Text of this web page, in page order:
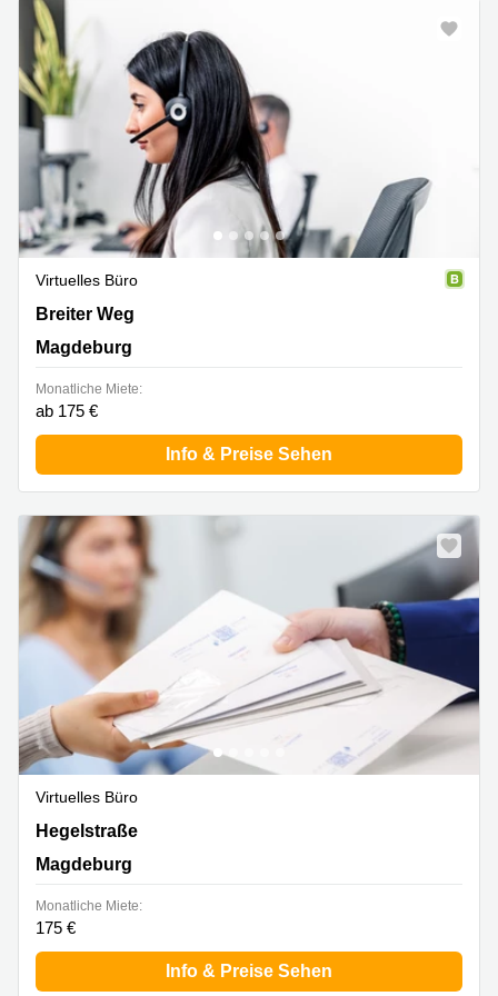
Virtuelles Büro
Breiter Weg 10A, Magdeburg
Breiter Weg
Magdeburg
Monatliche Miete:
ab 175 €
Info & Preise Sehen
Virtuelles Büro
Hegelstraße 39, Magdeburg
Hegelstraße
Magdeburg
Monatliche Miete:
175 €
Info & Preise Sehen